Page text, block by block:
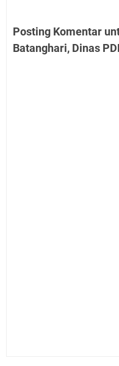
Posting Komentar
Batanghari, Dinas